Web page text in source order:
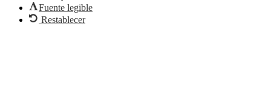
Fuente legible
Restablecer